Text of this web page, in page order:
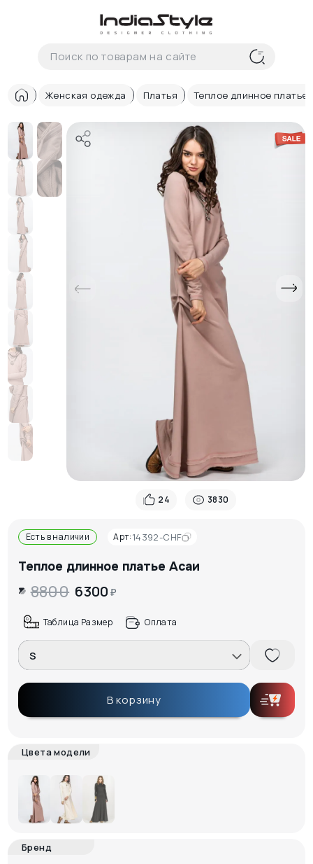
Корзина
В корзиненеттоваров
Корзина покупок пуста..
Женская одежда Платья Теплое длинное платье
24 3830
Есть в наличии Арт:14392-CHF
Теплое длинное платье Асаи
8800 6300₽
Таблица Размер Оплата
S
В корзину
Цвета модели
Бренд